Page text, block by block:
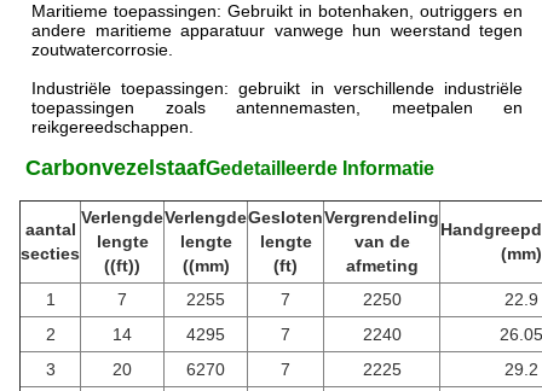
Maritieme toepassingen: Gebruikt in botenhaken, outriggers en
andere maritieme apparatuur vanwege hun weerstand tegen
zoutwatercorrosie.
Industriële toepassingen: gebruikt in verschillende industriële
toepassingen zoals antennemasten, meetpalen en
reikgereedschappen.
️ CarbonvezelstaafGedetailleerde Informatie
aantal
secties
Verlengde
lengte
((ft))
Verlengde
lengte
((mm)
Gesloten
lengte
(ft)
Vergrendeling
van de
afmeting
(mm)
1 7 2255 7 2250
22.9
2
14 4295 7 2240
26.05
3
20 6270 7 2225
29.2